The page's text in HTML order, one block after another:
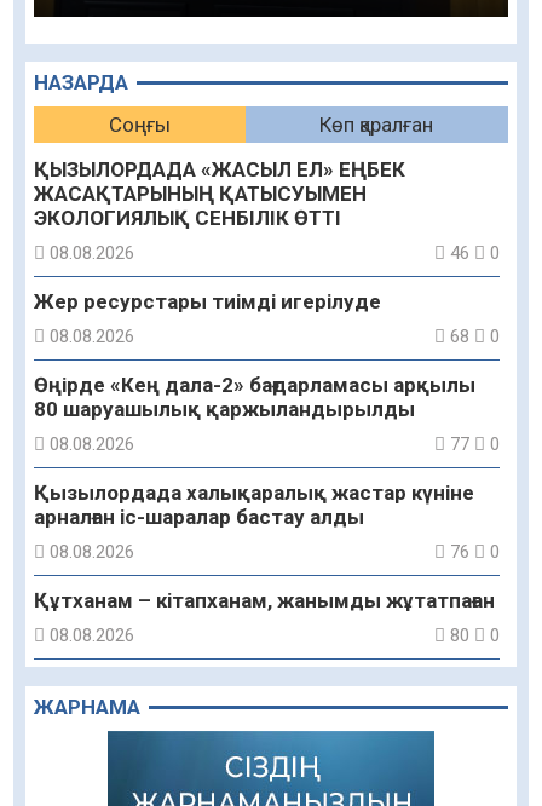
НАЗАРДА
Соңғы
Көп қаралған
ҚЫЗЫЛОРДАДА «ЖАСЫЛ ЕЛ» ЕҢБЕК
ЖАСАҚТАРЫНЫҢ ҚАТЫСУЫМЕН
ЭКОЛОГИЯЛЫҚ СЕНБІЛІК ӨТТІ
08.08.2026 46 0
Жер ресурстары тиімді игерілуде
08.08.2026 68 0
Өңірде «Кең дала-2» бағдарламасы арқылы
80 шаруашылық қаржыландырылды
08.08.2026 77 0
Қызылордада халықаралық жастар күніне
арналған іс-шаралар бастау алды
08.08.2026 76 0
Құтханам – кітапханам, жанымды жұтатпаған
08.08.2026 80 0
Құрылыс қарқыны – қала дамуының айғағы
08.08.2026
Зәулім ғимараттарда туған жерді түлеткен
азаматтардың қолтаңбасы бар
ЖАРНАМА